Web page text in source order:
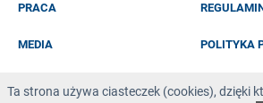
PRACA
MEDIA POLITYKA
Ta strona używa ciasteczek (cookies), dzięki